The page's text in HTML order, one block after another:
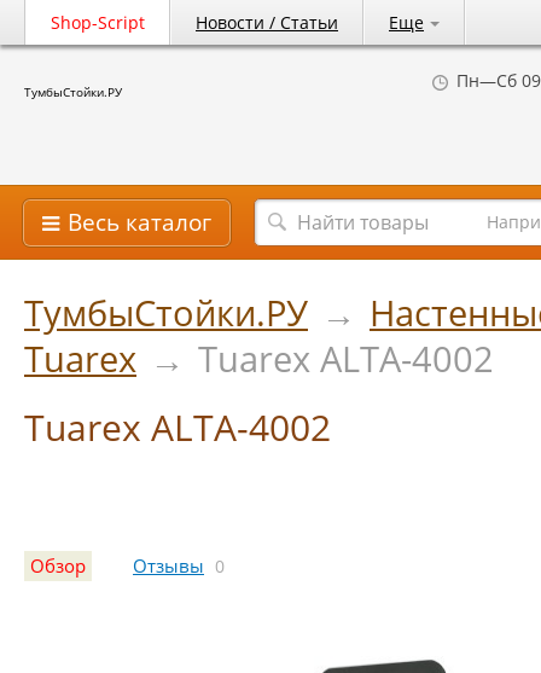
Shop-Script Новости / Статьи Еще
ТумбыСтойки.РУ Пн—Сб
Весь каталог
ТумбыСтойки.РУ →
Tuarex → Tuarex ALTA-4002
Tuarex ALTA-4002
Обзор Отзывы 0